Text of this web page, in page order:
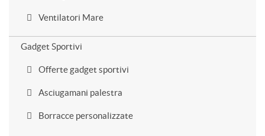
Ventilatori Mare
Gadget Sportivi
Offerte gadget sportivi
Asciugamani palestra
Borracce personalizzate